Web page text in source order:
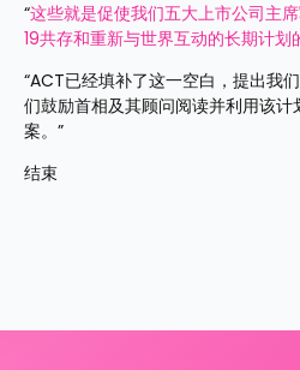
“这些就是促使我们五大上市公司主
19共存和重新与世界互动的长期计划
“ACT已经填补了这一空白，提出我
们鼓励首相及其顾问阅读并利用该
案。”
结束